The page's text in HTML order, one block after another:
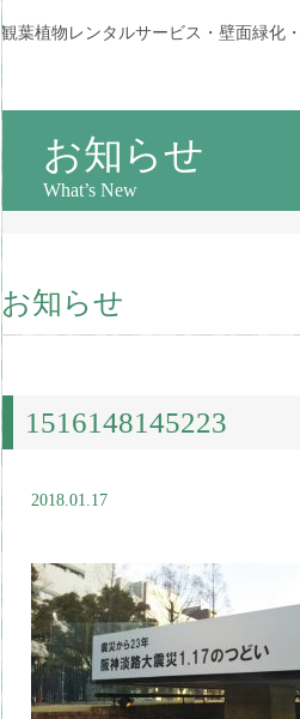
観葉植物レンタルサービス・壁面緑化
お知らせ
What’s New
お知らせ
1516148145223
2018.01.17